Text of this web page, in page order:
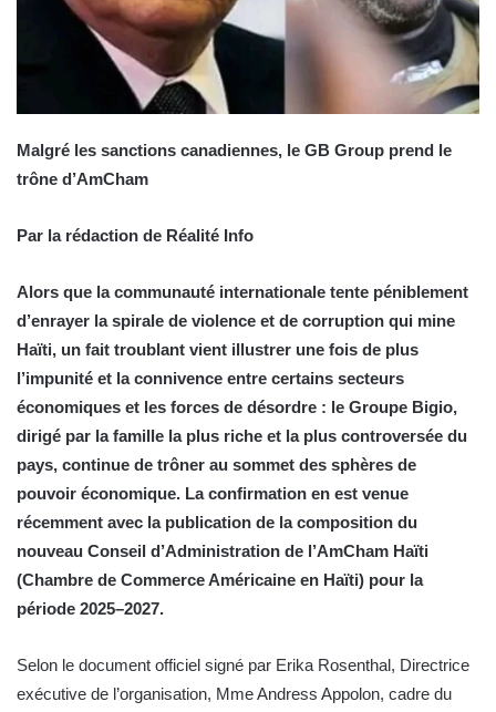
Malgré les sanctions canadiennes, le GB Group prend le
trône d’AmCham
Par la rédaction de Réalité Info
Alors que la communauté internationale tente péniblement
d’enrayer la spirale de violence et de corruption qui mine
Haïti, un fait troublant vient illustrer une fois de plus
l’impunité et la connivence entre certains secteurs
économiques et les forces de désordre : le Groupe Bigio,
dirigé par la famille la plus riche et la plus controversée du
pays, continue de trôner au sommet des sphères de
pouvoir économique. La confirmation en est venue
récemment avec la publication de la composition du
nouveau Conseil d’Administration de l’AmCham Haïti
(Chambre de Commerce Américaine en Haïti) pour la
période 2025–2027.
Selon le document officiel signé par Erika Rosenthal, Directrice
exécutive de l’organisation, Mme Andress Appolon, cadre du